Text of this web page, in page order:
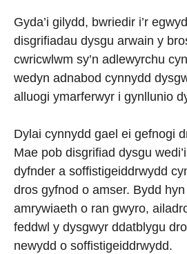
Gyda’i gilydd, bwriedir i’r
disgrifiadau dysgu arwain y
cwricwlwm sy’n adlewyrchu
wedyn adnabod cynnydd
alluogi ymarferwyr i gynllunio
Dylai cynnydd gael ei gefnogi
Mae pob disgrifiad dysgu
dyfnder a soffistigeiddrwydd
dros gyfnod o amser. Bydd
amrywiaeth o ran gwyro,
feddwl y dysgwyr ddatblygu
newydd o soffistigeiddrwydd.